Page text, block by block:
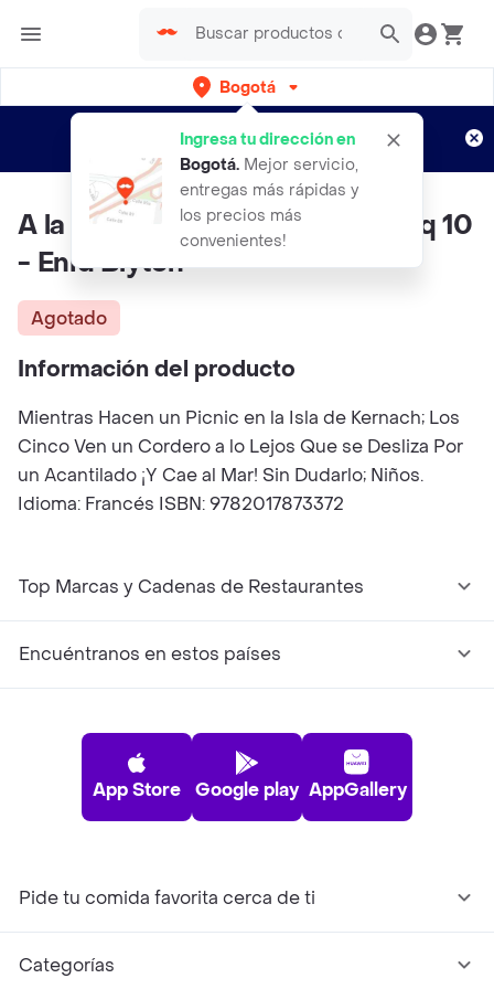
Bogotá
Ingresa tu dirección en
Bogotá. Mejor servicio,
entregas más rápidas y
los precios más
convenientes!
envíos gratis por semanas
Aplican TyC
A la Rescousse le Club Des Cinq 10
- Enid Blyton
Agotado
Información del producto
Mientras Hacen un Picnic en la Isla de Kernach; Los
Cinco Ven un Cordero a lo Lejos Que se Desliza Por
un Acantilado ¡Y Cae al Mar! Sin Dudarlo; Niños.
Idioma: Francés ISBN: 9782017873372
Top Marcas y Cadenas de Restaurantes
Encuéntranos en estos países
App Store Google play AppGallery
Pide tu comida favorita cerca de ti
Categorías